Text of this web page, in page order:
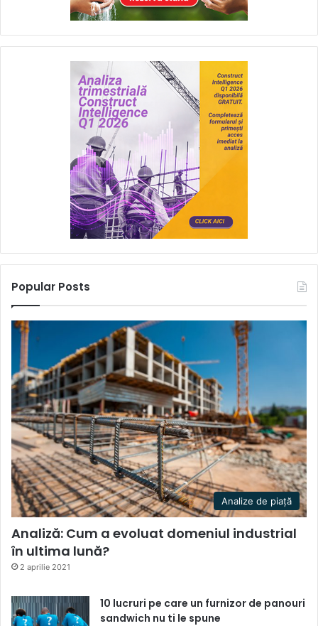
Popular Posts
Analize de piață
Analiză: Cum a evoluat domeniul industrial
în ultima lună?
2 aprilie 2021
10 lucruri pe care un furnizor de panouri
sandwich nu ti le spune